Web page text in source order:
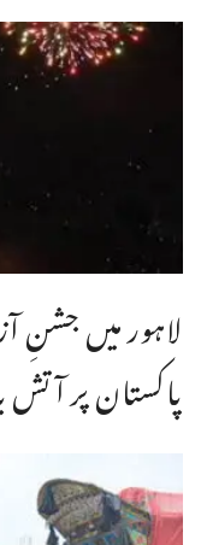
لاہور میں جشنِ
پاکستان پر